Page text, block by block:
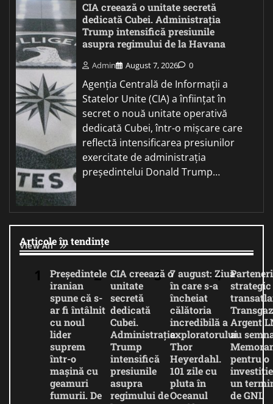
CIA creează o unitate secretă
dedicată Cubei. Administrația
Trump intensifică presiunile
asupra regimului de la Havana
Admin August 7, 2026 0
Agenția Centrală de Informații a
Statelor Unite (CIA) a înființat în
secret o nouă unitate operativă
dedicată Cubei, într-o mișcare care
reflectă intensificarea presiunilor
exercitate de administrația
președintelui Donald Trump…
Articole în tendințe
View All
Președintele
iranian
spune că s-
ar fi întâlnit
cu noul
lider
suprem
într-o
mașină cu
geamuri
fumurii. De
CIA creează o
unitate
secretă
dedicată
Cubei.
Administrația
Trump
intensifică
presiunile
asupra
regimului de
7 august: Ziua
în care s-a
încheiat
călătoria
incredibilă a
exploratorului
Thor
Heyerdahl.
101 zile cu
pluta în
Oceanul
strategic
Argent
au
pentru o
un
de GNL